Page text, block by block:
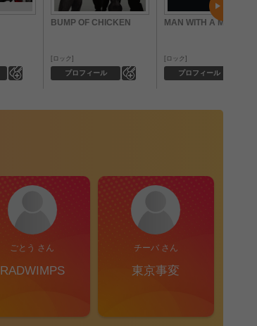
BUMP OF CHICKEN
プロフィール
ロック
MAN WITH A MISSION
プロフィール
ロック
ごとう さん
RADWIMPS
チーバ さん
東京事変